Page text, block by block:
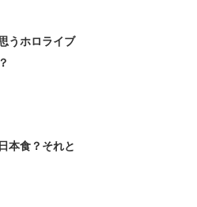
うホロライブ
本食？それと